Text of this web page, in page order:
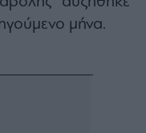
μήνα.